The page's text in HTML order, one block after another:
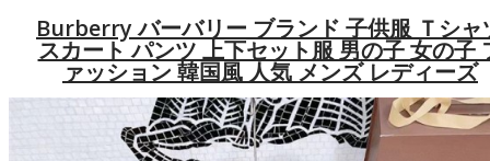
Burberry バーバリー ブランド 子供服 Ｔシャ
スカート パンツ 上下セット服 男の子 女の子
ァッション 韓国風 人気 メンズ レディーズ